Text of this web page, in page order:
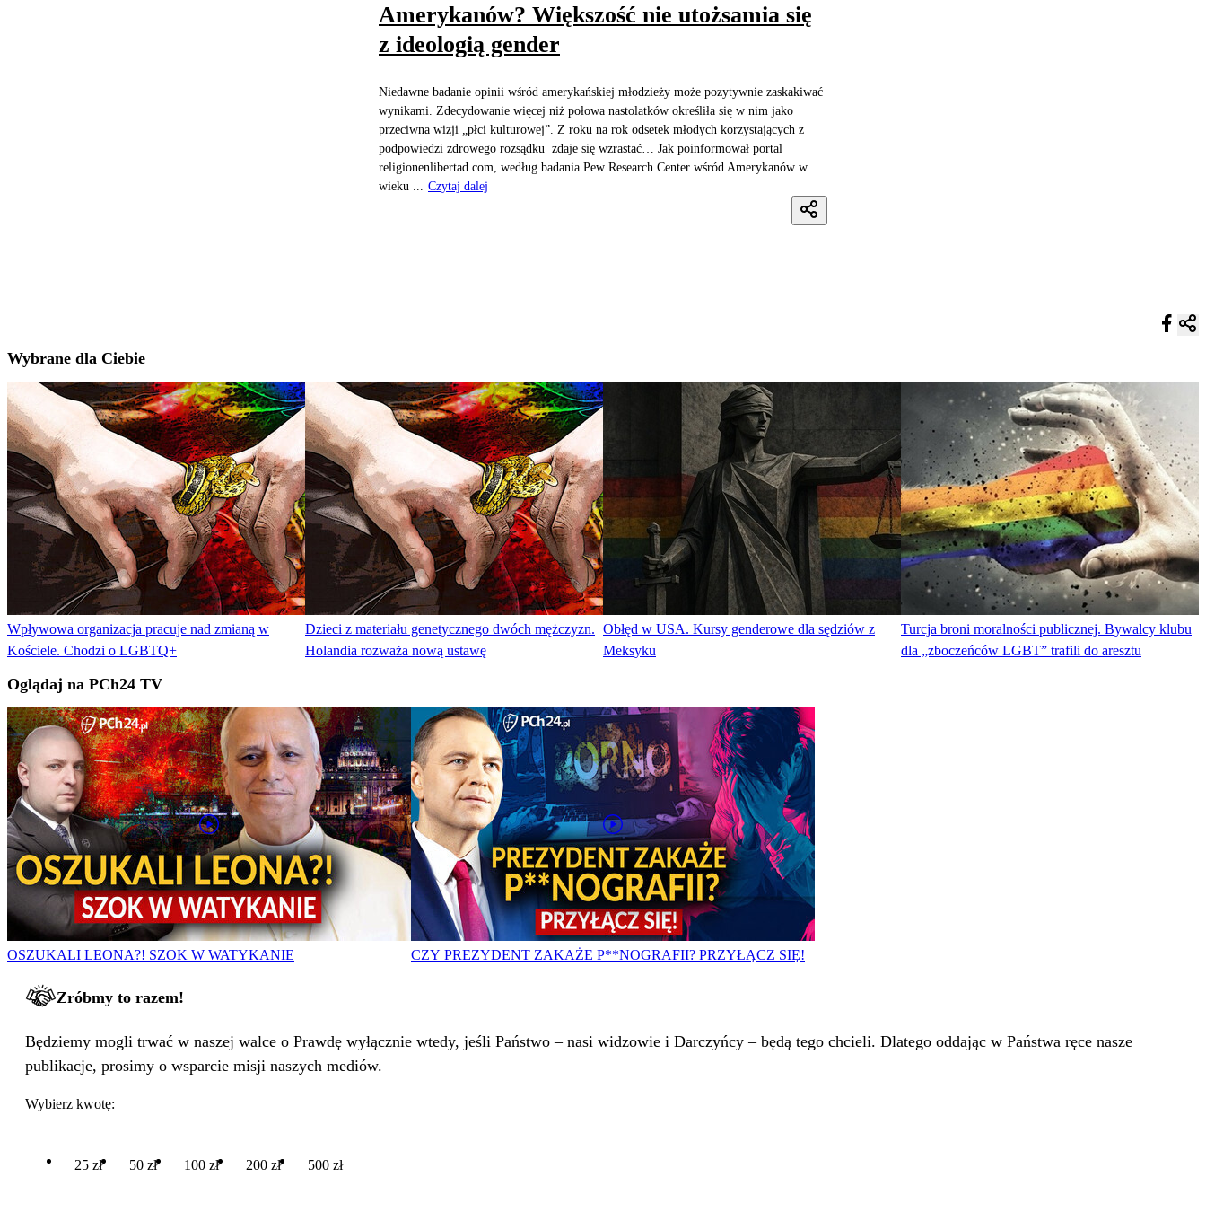
Amerykanów? Większość nie utożsamia się
z ideologią gender
Niedawne badanie opinii wśród amerykańskiej młodzieży może pozytywnie zaskakiwać
wynikami. Zdecydowanie więcej niż połowa nastolatków określiła się w nim jako
przeciwna wizji „płci kulturowej”. Z roku na rok odsetek młodych korzystających z
podpowiedzi zdrowego rozsądku zdaje się wzrastać… Jak poinformował portal
religionenlibertad.com, według badania Pew Research Center wśród Amerykanów w
wieku ...
Czytaj dalej
Wybrane dla Ciebie
Wpływowa organizacja pracuje nad zmianą w
Kościele. Chodzi o LGBTQ+
Dzieci z materiału genetycznego dwóch mężczyzn.
Holandia rozważa nową ustawę
Obłęd w USA. Kursy genderowe dla sędziów z
Meksyku
Turcja broni moralności publicznej. Bywalcy klubu
dla „zboczeńców LGBT” trafili do aresztu
Oglądaj na PCh24 TV
OSZUKALI LEONA?! SZOK W WATYKANIE CZY PREZYDENT ZAKAŻE P**NOGRAFII? PRZYŁĄCZ SIĘ!
Zróbmy to razem!
Będziemy mogli trwać w naszej walce o Prawdę wyłącznie wtedy, jeśli Państwo – nasi widzowie i Darczyńcy – będą tego chcieli. Dlatego oddając w Państwa ręce nasze
publikacje, prosimy o wsparcie misji naszych mediów.
Wybierz kwotę:
25 zł 50 zł 100 zł 200 zł 500 zł